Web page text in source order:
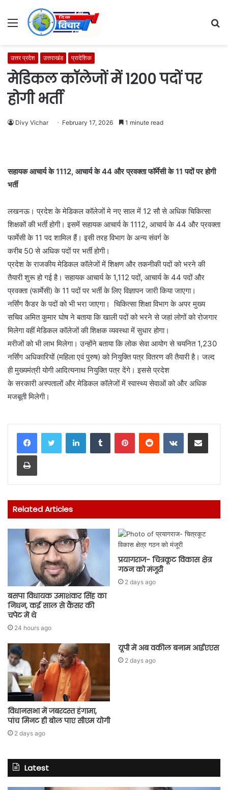
Menu
उत्तर प्रदेश उत्तराखंड प्रादेशिक
मेडिकल कॉलेजों में 1200 पदों पर
होगी भर्ती
Divy Vichar February 17, 2026 1 minute read
सहायक आचार्य के 1112, आचार्य के 44 और प्रवक्ता फॉर्मेसी के 11 पदों पर होगी
भर्ती
लखनऊ। प्रदेश के मेडिकल कॉलेजों मे नए साल में 12 सौ से अधिक चिकित्सा
शिक्षकों की भर्ती होगी। इसमें सहायक आचार्य के 1112, आचार्य के 44 और प्रवक्ता
फार्मेसी के 11 पद शामिल हैं। इसी तरह विभाग के अन्य संवर्ग के
करीब 50 से अधिक पदों पर भर्ती होगी।
प्रदेश के राजकीय मेडिकल कॉलेजों में शिक्षण और तकनीकी पदों को भरने की
तैयारी शुरू हो गई है। सहायक आचार्य के 1,112 पदों, आचार्य के 44 पदों और
प्रवक्ता (फार्मेसी) के 11 पदों पर भर्ती के लिए विज्ञापन जारी किया जाएगा।
नर्सिंग कैडर के पदों को भी भरा जाएगा। चिकित्सा शिक्षा विभाग के अपर मुख्य
सचिव अमित कुमार घोष ने बताया कि खाली पदों को भरने से जहां लोगों को रोजगार
मिलेगा वहीं मेडिकल कॉलेजों की शिक्षक व्यवस्था में सुधार होगा।
मरीजों को भी लाभ मिलेगा। उन्होंने बताया कि लोक सेवा आयोग से चयनित 1,230
नर्सिंग अधिकारियों (महिला एवं पुरुष) को नियुक्ति पत्र वितरण की तैयारी है। जल्द
ही मुख्यमंत्री योगी आदित्यनाथ ‌नियुक्ति पत्र देंगे। इससे प्रदेश
के सरकारी अस्पतालों और मेडिकल कॉलेजों में स्वास्थ्य सेवाओं को और अधिक
मजबूती मिलेगी।
LinkedInTumblr PinterestReddit VKontakteShare via Email
Print
Related Articles
बसपा विधायक उमाशंकर सिंह का
निधन, कई साल से कैंसर की
चपेट में थे
24 hours ago
प्रयागराज- चित्रकूट विकास क्षेत्र
गठन को मंजूरी
2 days ago
विधानसभा में जबरदस्त हंगामा,
पांच मिनट ही बोल पाए सीएम योगी
2 days ago
यूपी में अब वकील बनाम आईएएस
2 days ago
Latest